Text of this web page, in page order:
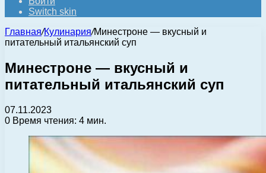
Switch skin
Главная/Кулинария/Минестроне — вкусный и
питательный итальянский суп
Минестроне — вкусный и
питательный итальянский суп
07.11.2023
0 Время чтения: 4 мин.